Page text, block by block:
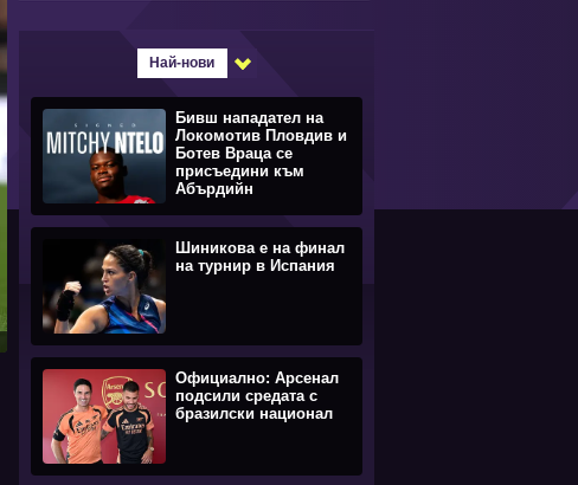
Най-нови
Бивш нападател на
Локомотив Пловдив и
Ботев Враца се
присъедини към
Абърдийн
Шиникова е на финал
на турнир в Испания
Официално: Арсенал
подсили средата с
бразилски национал